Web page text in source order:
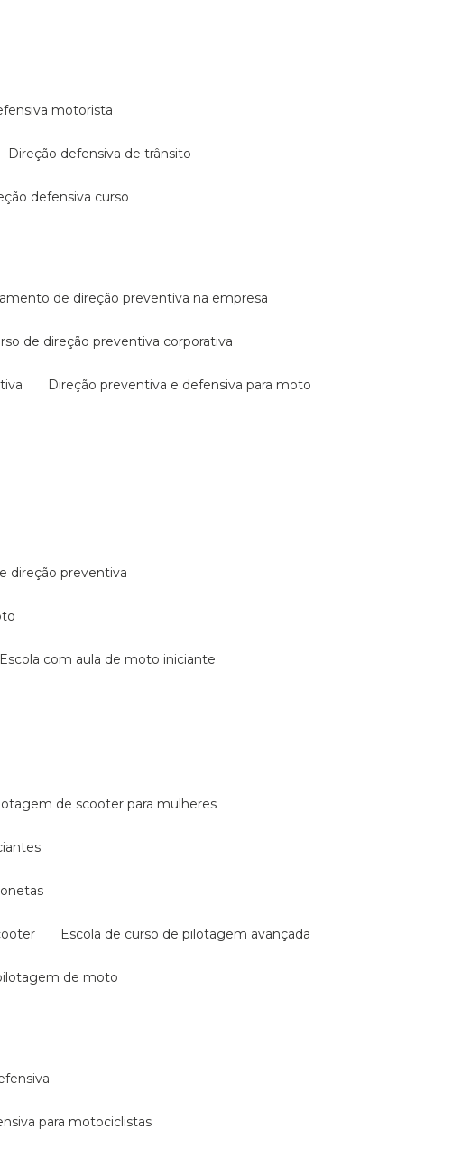
motorista
direção defensiva de trânsito
defensiva curso
de direção preventiva na empresa
de direção preventiva corporativa
direção preventiva e defensiva para moto
direção preventiva
escola com aula de moto iniciante
de scooter para mulheres
escola de curso de pilotagem avançada
de moto
para motociclistas